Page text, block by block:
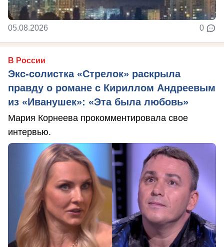
05.08.2026 0
В России
Экс-солистка «Стрелок» раскрыла
правду о романе с Кириллом Андреевым
из «Иванушек»: «Эта была любовь»
Мария Корнеева прокомментировала свое
интервью.